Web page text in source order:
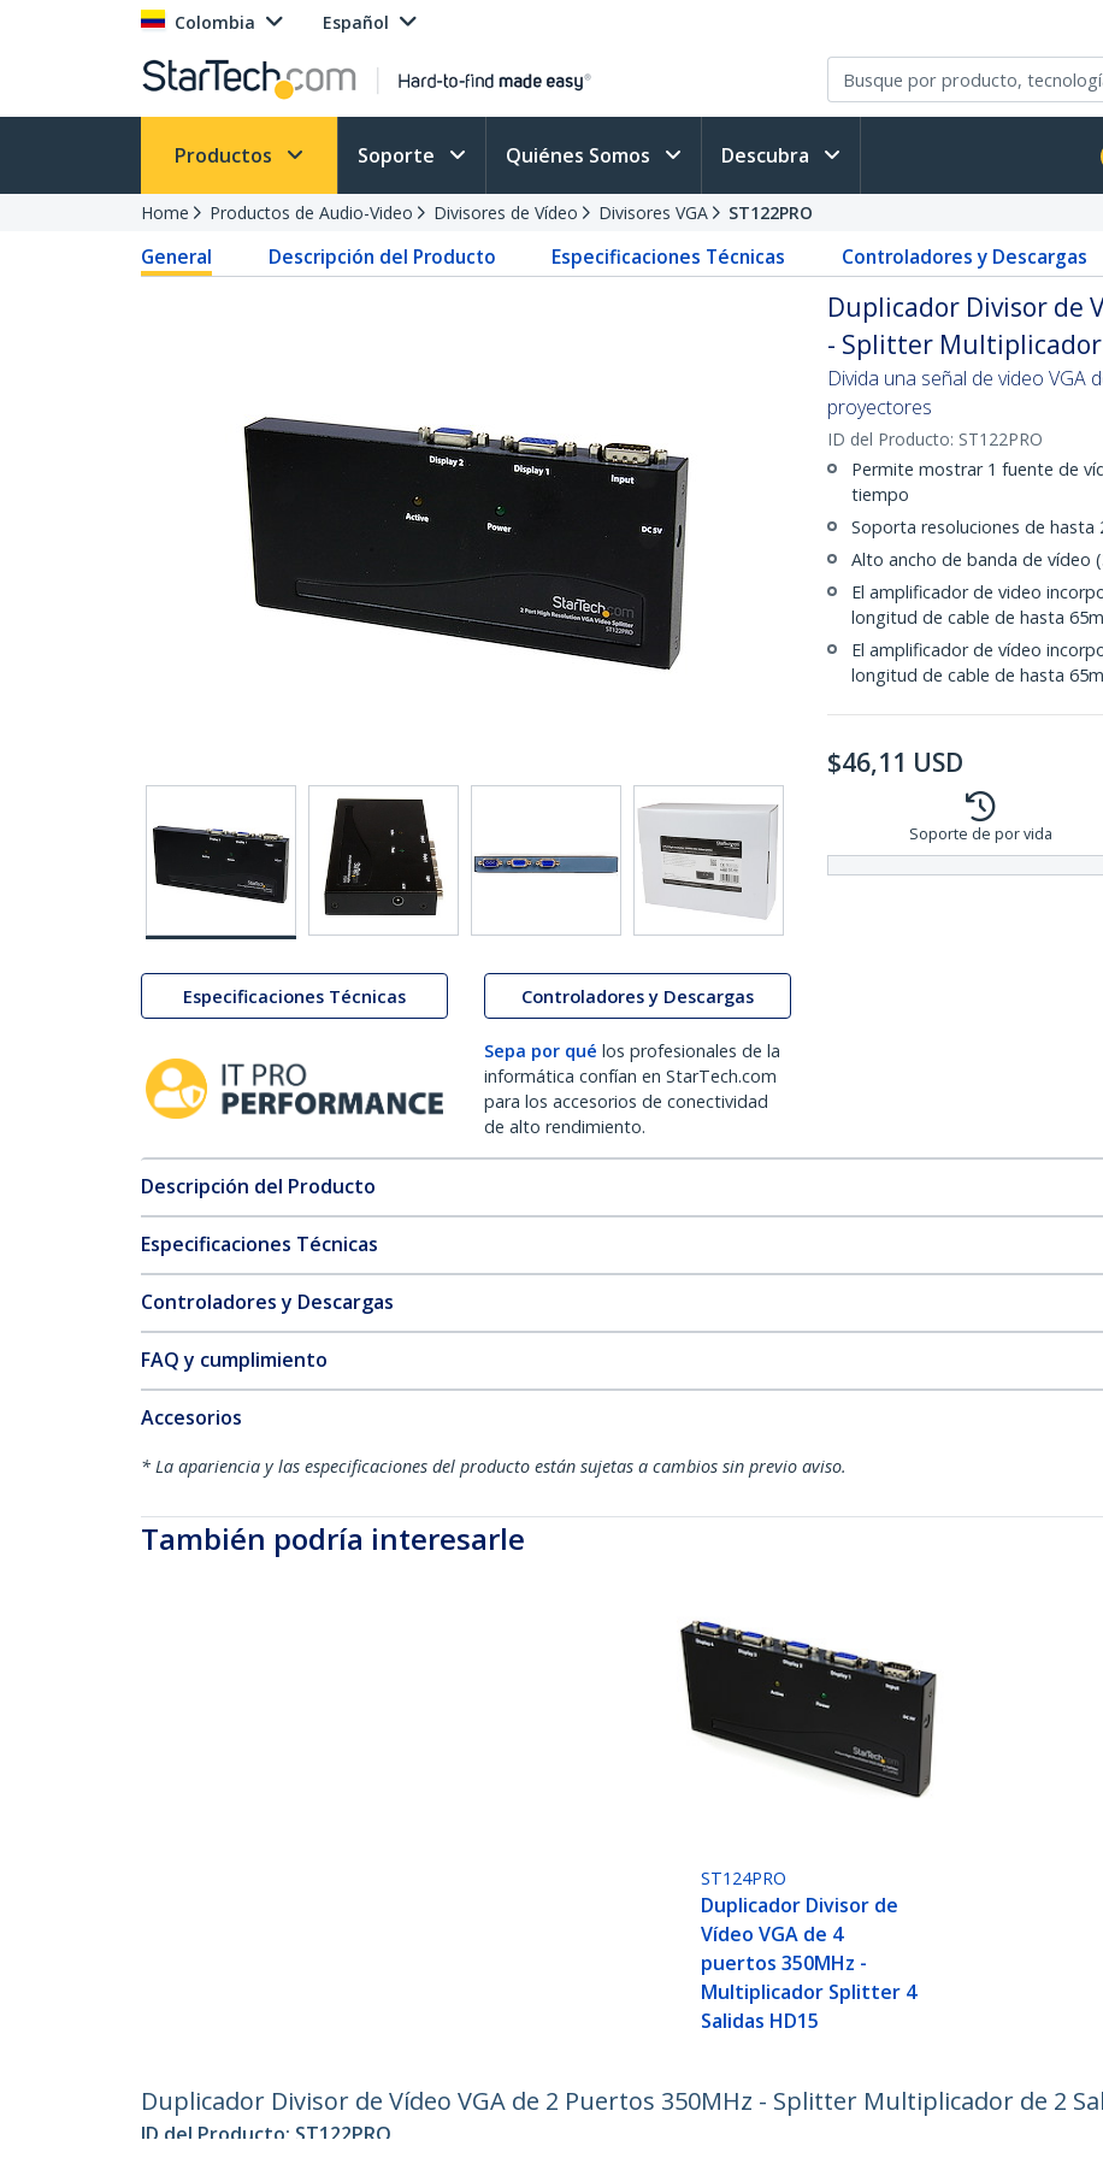
Colombia Español
Productos Soporte Quiénes Somos Descubra
Home Productos de Audio-Video Divisores de Vídeo Divisores VGA ST122PRO
General Descripción del Producto Especificaciones Técnicas Controladores y Descargas
Especificaciones Técnicas Controladores y Descargas
Sepa por qué los profesionales de la
informática confían en StarTech.com
para los accesorios de conectividad
de alto rendimiento.
Duplicador Divisor de
- Splitter Multiplicador
Divida una señal de video
proyectores
ID del Producto: ST122PRO
Permite mostrar 1 fuente de
tiempo
Soporta resoluciones de hasta
Alto ancho de banda de vídeo
El amplificador de video
longitud de cable de hasta 65m
El amplificador de vídeo
longitud de cable de hasta 65m
$46,11 USD
Soporte de por vida
Descripción del Producto
Especificaciones Técnicas
Controladores y Descargas
FAQ y cumplimiento
Accesorios
* La apariencia y las especificaciones del producto están sujetas a cambios sin previo aviso.
También podría interesarle
ST124PRO
Duplicador Divisor de
Vídeo VGA de 4
puertos 350MHz -
Multiplicador Splitter 4
Salidas HD15
Duplicador Divisor de Vídeo VGA de 2 Puertos 350MHz - Splitter Multiplicador de 2
ID del Producto: ST122PRO